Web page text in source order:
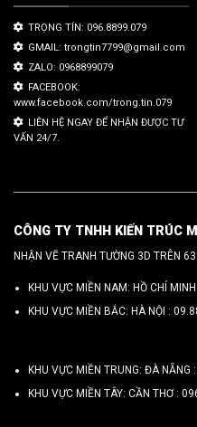
TRỌNG TÍN: 096.8899.079
GMAIL: trongtin7799@gmail.com
ZALO: 0968899079
FACEBOOK:
www.facebook.com/trong.tin.079
LIÊN HỆ NGAY ĐỂ NHẬN ĐƯỢC TƯ
VẤN 24/7.
CÔNG TY TNHH KIẾN TRÚC
NHẬN VẼ TRANH TƯỜNG 3D TRÊN
KHU VỰC MIỀN NAM: HỒ CHÍ MINH
KHU VỰC MIỀN BẮC: HÀ NỘI :
KHU VỰC MIỀN TRUNG: ĐÀ NẴNG :
KHU VỰC MIỀN TÂY: CẦN THƠ :